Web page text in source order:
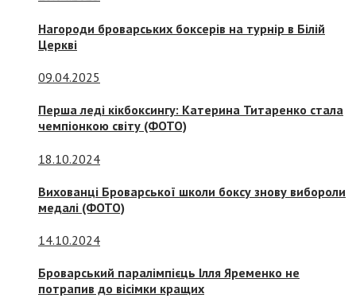
Нагороди броварських боксерів на турнір в Білій
Церкві
09.04.2025
Перша леді кікбоксингу: Катерина Титаренко стала
чемпіонкою світу (ФОТО)
18.10.2024
Вихованці Броварської школи боксу знову вибороли
медалі (ФОТО)
14.10.2024
Броварський паралімпієць Ілля Яременко не
потрапив до вісімки кращих